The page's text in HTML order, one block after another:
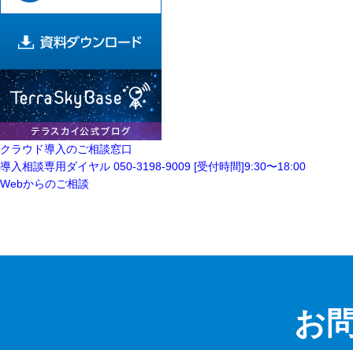
クラウド導入のご相談窓口
導入相談専用ダイヤル 050-3198-9009 [受付時間]9:30〜18:00
Webからのご相談
お